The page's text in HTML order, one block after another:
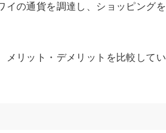
イの通貨を調達し、ショッピングを
メリット・デメリットを比較してい